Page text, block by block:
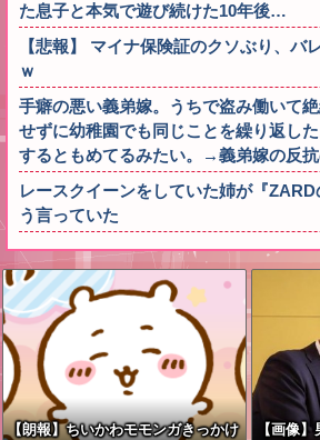
た息子と本気で遊び続けた10年後…
【悲報】 マイナ保険証のクソぶり、バ
ｗ
手癖の悪い義弟嫁。うちで盗み働いて
せずに幼稚園でも同じことを繰り返し
するともめてるみたい。→義弟嫁の反抗
レースクイーンをしていた姉が『
う言っていた
【朗報】ちいかわモモンガきっかけ
【画像